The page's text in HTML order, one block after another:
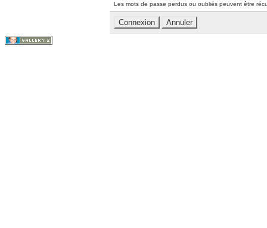
Les mots de passe perdus ou oubliés peuvent être